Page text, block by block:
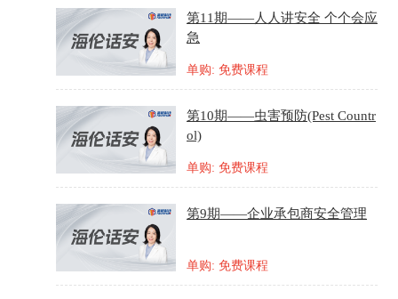
单购: 免费课程
第11期——人人讲安全 个个会应
急
单购: 免费课程
第10期——虫害预防(Pest Countr
ol)
单购: 免费课程
第9期——企业承包商安全管理